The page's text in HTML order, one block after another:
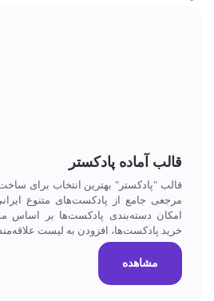
قالب آماده پادکستر
قالب "پادکستر" بهترین انتخاب برای
مرجعی جامع از پادکست‌های متنوع
امکان دسته‌بندی پادکست‌ها بر اساس
خرید پادکست‌ها، افزودن به لیست
مشاهده